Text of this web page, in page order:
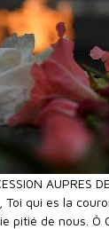
AUPRES
Toi qui es la
pitié de nous. Ô